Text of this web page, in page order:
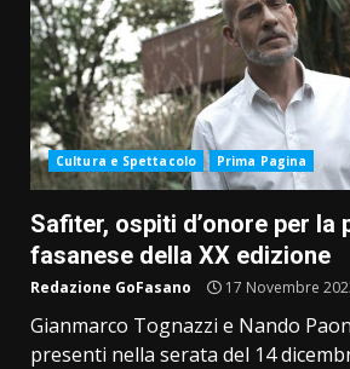
Cultura e Spettacolo Prima Pagina
Safiter, ospiti d’onore per la
fasanese della XX edizione
Redazione GoFasano 17 Novembre
Gianmarco Tognazzi e Nando
presenti nella serata del 14